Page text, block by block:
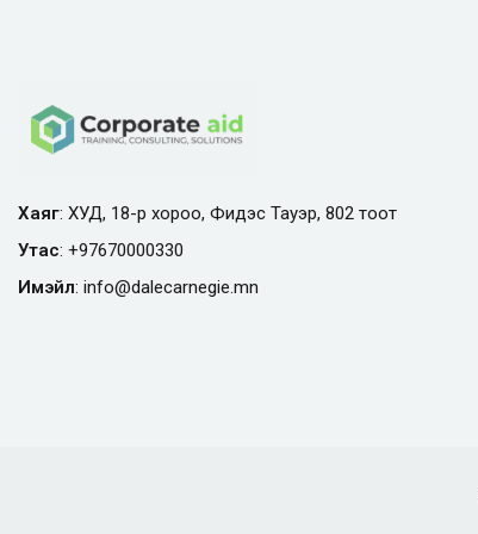
Хаяг: ХУД, 18-р хороо, Фидэс Тауэр, 802 тоот
Утас: +97670000330
Имэйл: info@dalecarnegie.mn